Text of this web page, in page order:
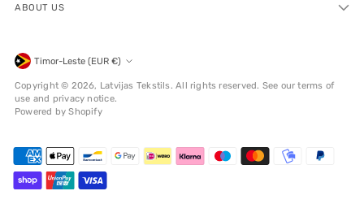
ABOUT US
Currency Timor-Leste (EUR €)
Copyright © 2026, Latvijas Tekstils. All rights reserved. See our terms of
use and privacy notice.
Powered by Shopify